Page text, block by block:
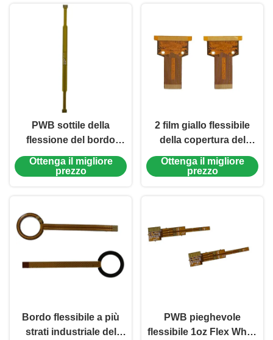
PWB sottile della
flessione del bordo
flessibile del PWB di
0.3mm un Silkscreen
Ottenga il migliore
prezzo
2 film giallo flessibile
della copertura del
circuito del PWB di
strato 1oz 0.3mm
Ottenga il migliore
prezzo
Bordo flessibile a più
strati industriale del
PWB pieghevole
flessibile 1oz Flex White